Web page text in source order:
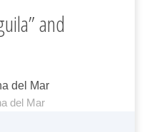
and
del Mar
del Mar